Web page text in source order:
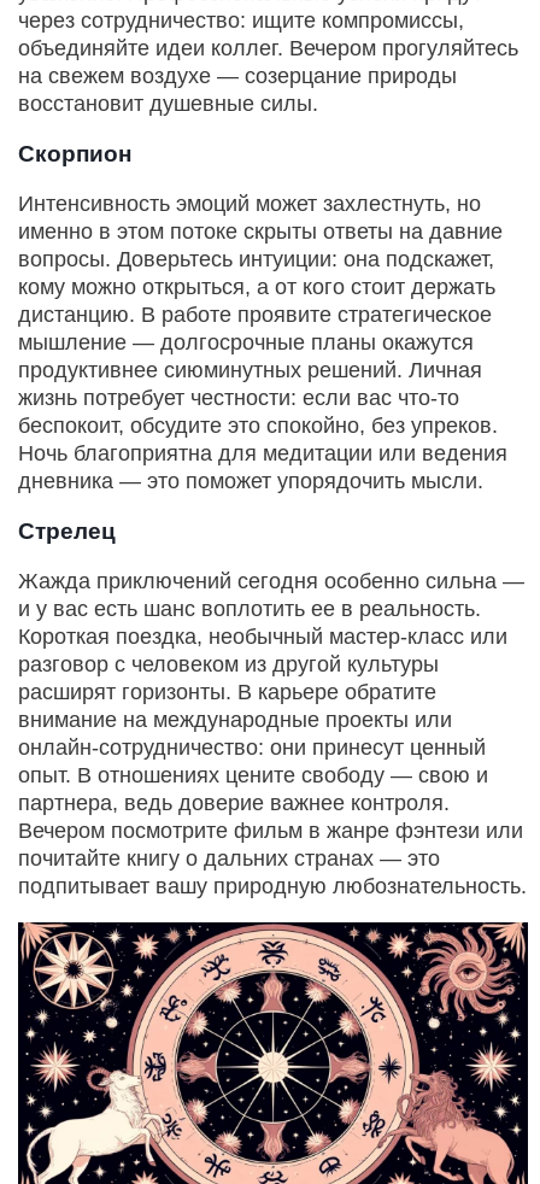
через сотрудничество: ищите компромиссы,
объединяйте идеи коллег. Вечером прогуляйтесь
на свежем воздухе — созерцание природы
восстановит душевные силы.
Скорпион
Интенсивность эмоций может захлестнуть, но
именно в этом потоке скрыты ответы на давние
вопросы. Доверьтесь интуиции: она подскажет,
кому можно открыться, а от кого стоит держать
дистанцию. В работе проявите стратегическое
мышление — долгосрочные планы окажутся
продуктивнее сиюминутных решений. Личная
жизнь потребует честности: если вас что‑то
беспокоит, обсудите это спокойно, без упреков.
Ночь благоприятна для медитации или ведения
дневника — это поможет упорядочить мысли.
Стрелец
Жажда приключений сегодня особенно сильна —
и у вас есть шанс воплотить ее в реальность.
Короткая поездка, необычный мастер‑класс или
разговор с человеком из другой культуры
расширят горизонты. В карьере обратите
внимание на международные проекты или
онлайн‑сотрудничество: они принесут ценный
опыт. В отношениях цените свободу — свою и
партнера, ведь доверие важнее контроля.
Вечером посмотрите фильм в жанре фэнтези или
почитайте книгу о дальних странах — это
подпитывает вашу природную любознательность.